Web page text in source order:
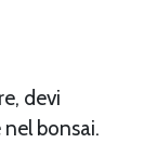
devi
bonsai.